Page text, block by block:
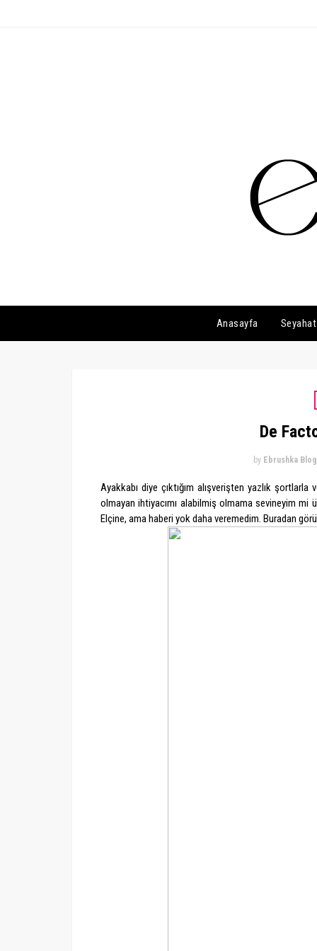
Anasayfa Seyahat
De
by Ebrushka Blog
Ayakkabı diye çıktığım alışverişten yazlık
olmayan ihtiyacımı alabilmiş olmama sevineyim
Elçine, ama haberi yok daha veremedim. Buradan